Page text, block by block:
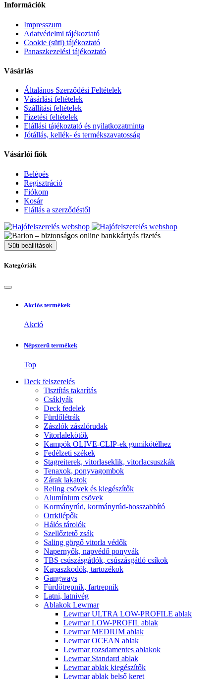
Információk
Impresszum
Adatvédelmi tájékoztató
Cookie (süti) tájékoztató
Panaszkezelési tájékoztató
Vásárlás
Általános Szerződési Feltételek
Vásárlási feltételek
Szállítási feltételek
Fizetési feltételek
Elállási tájékoztató és nyilatkozatminta
Jótállás, kellék- és termékszavatosság
Vásárlói fiók
Belépés
Regisztráció
Fiókom
Kosár
Elállás a szerződéstől
Süti beállítások
Kategóriák
Akciós termékek
Akció
Népszerű termékek
Top
Deck felszerelés
Tisztítás takarítás
Csáklyák
Deck fedelek
Fürdőlétrák
Zászlók zászlórudak
Vitorlalekötők
Kampók OLIVE-CLIP-ek gumikötélhez
Fedélzeti székek
Stagreiterek, vitorlaseklik, vitorlacsuszkák
Tenaxok, ponyvagombok
Zárak lakatok
Reling csövek és kiegészítők
Alumínium csövek
Kormányrúd, kormányrúd-hosszabbító
Orrkilépők
Hálós tárolók
Szellőztető zsák
Saling görgő vitorla védők
Napernyők, napvédő ponyvák
TBS csúszásgátlók, csúszásgátló csíkok
Kapaszkodók, tartozékok
Gangways
Fürdőtrepnik, fartrepnik
Latni, latnivég
Ablakok Lewmar
Lewmar ULTRA LOW-PROFILE ablak
Lewmar LOW-PROFIL ablak
Lewmar MEDIUM ablak
Lewmar OCEAN ablak
Lewmar rozsdamentes ablakok
Lewmar Standard ablak
Lewmar ablak kiegészítők
Lewmar ablak belső keret